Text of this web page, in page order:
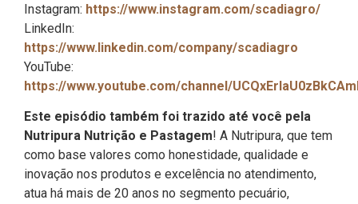
Instagram: https://www.instagram.com/scadiagro/
LinkedIn:
https://www.linkedin.com/company/scadiagro
YouTube:
https://www.youtube.com/channel/
Este episódio também foi trazido até você pela
Nutripura Nutrição e Pastagem! A Nutripura, que tem
como base valores como honestidade, qualidade e
inovação nos produtos e excelência no atendimento,
atua há mais de 20 anos no segmento pecuário,